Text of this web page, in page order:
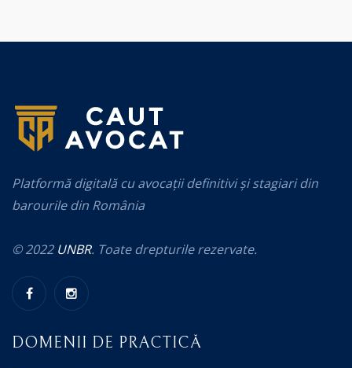
Platformă digitală cu avocații definitivi și stagiari din
barourile din România
© 2022 UNBR. Toate drepturile rezervate.
DOMENII DE PRACTICĂ